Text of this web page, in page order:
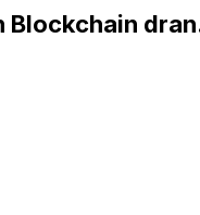
Blockchain